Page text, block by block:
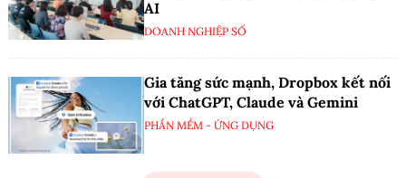
AI
DOANH NGHIỆP SỐ
Gia tăng sức mạnh, Dropbox kết nối
với ChatGPT, Claude và Gemini
PHẦN MỀM - ỨNG DỤNG